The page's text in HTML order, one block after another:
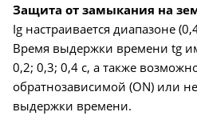
Защита от замыкания на
Ig настраивается диапазоне
Время выдержки времени tg
0,2; 0,3; 0,4 с, а также
обратнозависимой (ON) или
выдержки времени.